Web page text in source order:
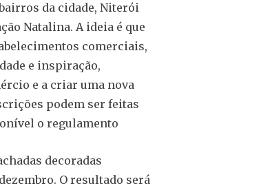
da cidade, Niterói
Natalina. A ideia é que
comerciais,
e inspiração,
e a criar uma nova
podem ser feitas
o regulamento
decoradas
O resultado será